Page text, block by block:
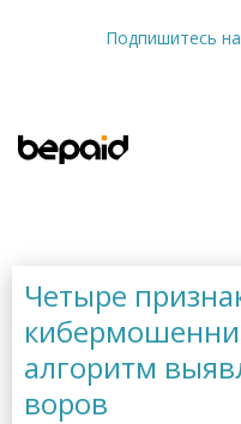
Подпишитесь
Четыре
алгоритм
воров